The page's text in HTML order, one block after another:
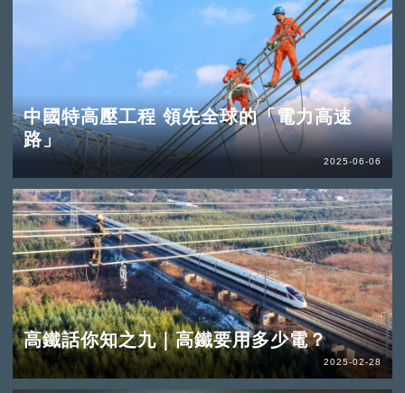
中國特高壓工程 領先全球的「電力高速
路」
2025-06-06
高鐵話你知之九｜高鐵要用多少電？
2025-02-28